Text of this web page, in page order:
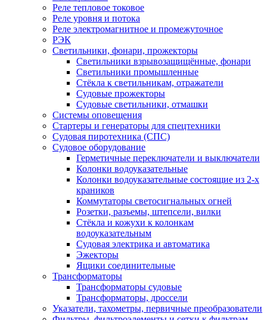
Реле тепловое токовое
Реле уровня и потока
Реле электромагнитное и промежуточное
РЭК
Светильники, фонари, прожекторы
Светильники взрывозащищённые, фонари
Светильники промышленные
Стёкла к светильникам, отражатели
Судовые прожекторы
Судовые светильники, отмашки
Системы оповещения
Стартеры и генераторы для спецтехники
Судовая пиротехника (СПС)
Судовое оборудование
Герметичные переключатели и выключатели
Колонки водоуказательные
Колонки водоуказательные состоящие из 2-х
краников
Коммутаторы светосигнальных огней
Розетки, разъемы, штепсели, вилки
Стёкла и кожухи к колонкам
водоуказательным
Судовая электрика и автоматика
Эжекторы
Ящики соединительные
Трансформаторы
Трансформаторы судовые
Трансформаторы, дроссели
Указатели, тахометры, первичные преобразователи